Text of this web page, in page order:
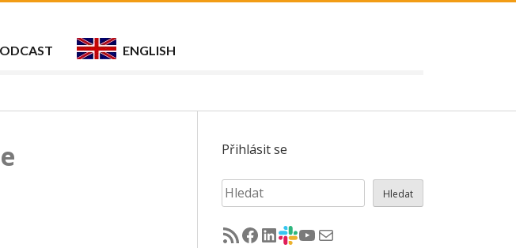
ENGLISH
Přihlásit se
Hledat Hledat
RSS - články na jug.cz
Facebook skupina Czech Java User Group
LinkedIn skupina Czech Java User Group
CZJUG Slack fórum
CZJUG YouTube kanálCZJUG email